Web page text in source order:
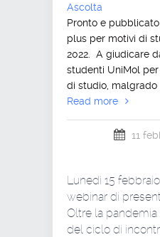
Ascolta
Pronto e
plus per motivi di
2022. A giudicare
studenti UniMol
di studio, malgrado
Read more
11
Lunedì 15
webinar di
Oltre la
del ciclo di